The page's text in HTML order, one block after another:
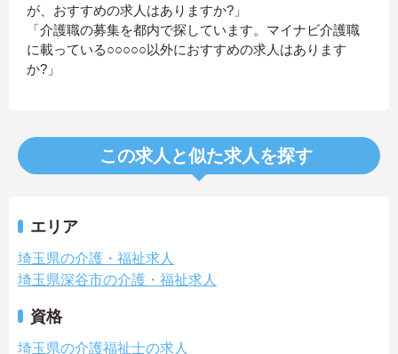
が、おすすめの求人はありますか?」
「介護職の募集を都内で探しています。マイナビ介護職
に載っている○○○○○以外におすすめの求人はあります
か?」
この求人と似た求人を探す
エリア
埼玉県の介護・福祉求人
埼玉県深谷市の介護・福祉求人
資格
埼玉県の介護福祉士の求人